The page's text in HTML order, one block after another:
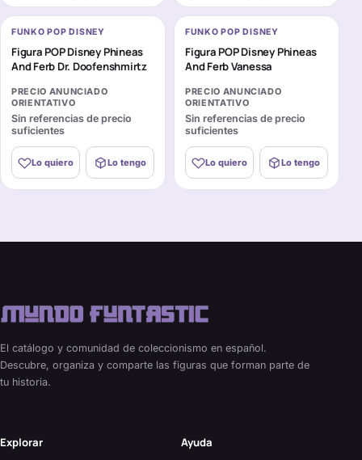
FUNKO POP DISNEY
Figura POP Disney Phineas
And Ferb Dr. Doofenshmirtz
PRECIO ANUNCIADO
ORIENTATIVO
Sin referencias de precio
suficientes
Lo quiero Lo tengo
FUNKO POP DISNEY
Figura POP Disney Phineas
And Ferb Vanessa
PRECIO ANUNCIADO
ORIENTATIVO
Sin referencias de precio
suficientes
Lo quiero Lo tengo
El catálogo y comunidad de coleccionismo en español.
Descubre, organiza y comparte las figuras que forman parte de
tu historia.
Explorar Ayuda